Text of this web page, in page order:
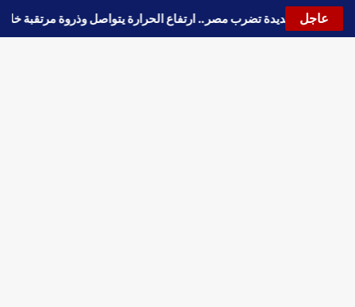
عاجل
موجة حارة جديدة تضرب مصر.. ارتفاع الحرارة يتواصل وذروة مرتقبة